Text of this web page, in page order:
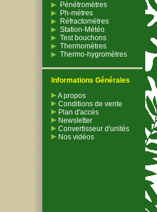
Pénétromètres
Ph-mètres
Réfractomètres
Station-Météo
Test bouchons
Thermomètres
Thermo-hygromètres
Informations Générales
A propos
Conditions de vente
Plan d'accès
Newsletter
Convertisseur d'unités
Nos vidéos